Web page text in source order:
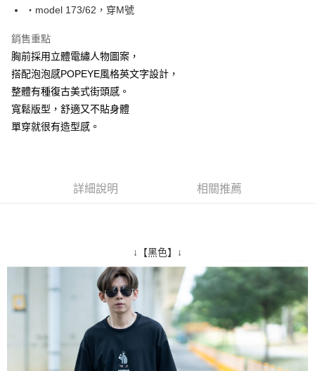
１．簡單：不需註冊會員、不需綁卡、不需儲值。
【「AFTEE先享後付」結帳流程】
１．於結帳方式選擇「AFTEE先享後付」後，將跳轉至「AFTEE先享後付」
結帳頁面，進行簡訊認證並確認金額後，即可完成結帳。
２．訂單成立數日內，您將收到繳費通知簡訊。
３．收到繳費通知簡訊後14天內，點擊此簡訊中的連結，可透過四大超商／
ATM／網路銀行／等多元方式進行付款，方視為交易完成。
※ 請注意：結帳手續完成當下不需立刻繳費，但若您需要取消訂單，請聯絡
是否繳費成功／繳費後需取消欲退款等相關疑問，請聯繫「AFTEE先享後付
客戶支援中心」https://netprotections.freshdesk.com/support/home
易，需依本服務之必要範圍內提供個人資料，並將交易相關給付款項請求債
權轉讓予恩沛科技股份有限公司。
２．關於個人資料處理事宜，請瀏覽以下網址：
https://aftee.tw/terms/#terms3
３．未成年的使用者請事先徵得法定代理人或監護人之同意方可使用
「AFTEE先享後付」，若未經同意申辦者引起之損失，本公司不負相關責
４．使用「AFTEE先享後付」時，將依據個別帳號之用戶狀況，依本公司即
時審查核予不同之上限額度；若仍有額度不足之情形，本公司將視審查結果
請求用戶進行身份認證。
運送方式
全家付款取貨
每筆NT$80，滿NT$1,800(含以上)免運費
先付款後全家取貨
每筆NT$80，滿NT$1,800(含以上)免運費
7-11付款取貨
每筆NT$80，滿NT$1,800(含以上)免運費
‧model 173/62，穿M號
銷售重點
胸前採用立體電繡人物圖案，
搭配泡泡感POPEYE風格英文字設計，
整體有種復古美式街頭感。
寬鬆版型，舒適又不貼身體
單穿就很有造型感。
詳細說明 相關推薦
↓【黑色】↓